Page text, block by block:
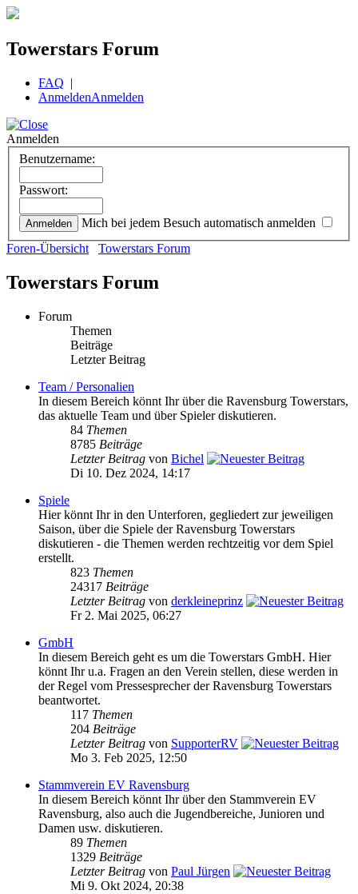
Towerstars Forum
FAQ |
AnmeldenAnmelden
Anmelden
Benutzername:
Passwort:
Mich bei jedem Besuch automatisch anmelden
Foren-Übersicht
Towerstars Forum
Towerstars Forum
Forum
Themen
Beiträge
Letzter Beitrag
Team / Personalien
In diesem Bereich könnt Ihr über die Ravensburg Towerstars,
das aktuelle Team und über Spieler diskutieren.
84 Themen
8785 Beiträge
Letzter Beitrag von Bichel
Di 10. Dez 2024, 14:17
Spiele
Hier könnt Ihr in den Unterforen, gegliedert zur jeweiligen
Saison, über die Spiele der Ravensburg Towerstars
diskutieren - die Themen werden rechtzeitig vor dem Spiel
erstellt.
823 Themen
24317 Beiträge
Letzter Beitrag von derkleineprinz
Fr 2. Mai 2025, 06:27
GmbH
In diesem Bereich geht es um die Towerstars GmbH. Hier
könnt Ihr u.a. Fragen an den Verein stellen, diese werden in
der Regel vom Pressesprecher der Ravensburg Towerstars
beantwortet.
117 Themen
204 Beiträge
Letzter Beitrag von SupporterRV
Mo 3. Feb 2025, 12:50
Stammverein EV Ravensburg
In diesem Bereich könnt Ihr über den Stammverein EV
Ravensburg, also auch die Jugendbereiche, Junioren und
Damen usw. diskutieren.
89 Themen
1329 Beiträge
Letzter Beitrag von Paul Jürgen
Mi 9. Okt 2024, 20:38